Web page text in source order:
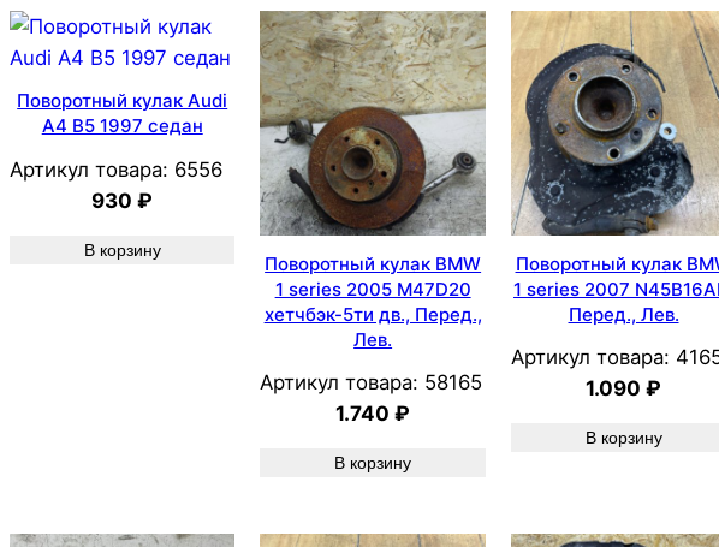
Поворотный кулак Audi
А4 В5 1997 седан
Артикул товара: 6556
930₽
В корзину
Поворотный кулак BMW
1 series 2005 M47D20
хетчбэк-5ти дв., Перед.,
Лев.
Артикул товара: 58165
1.740₽
В корзину
Поворотный кулак
1 series 2007
Перед., Лев.
Артикул товара:
1.090₽
В корзину